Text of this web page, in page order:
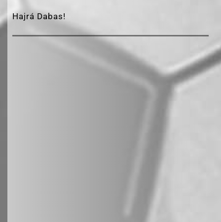
Hajrá Dabas!